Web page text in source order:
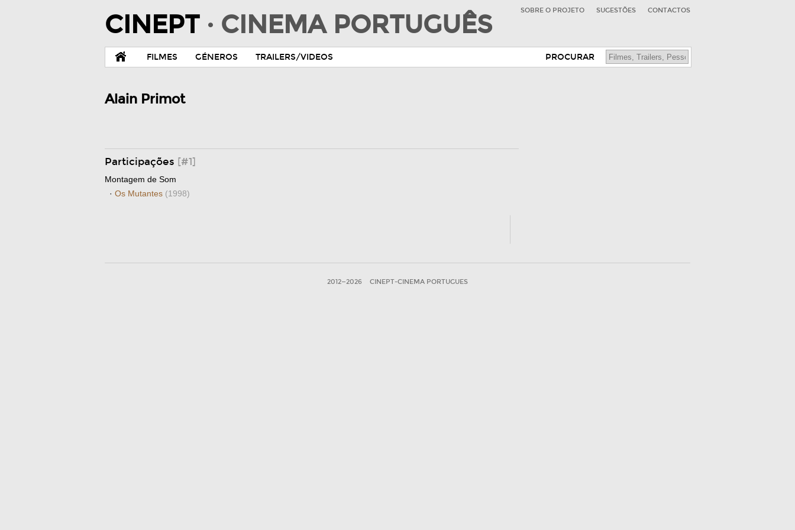
CINEPT · CINEMA PORTUGUÊS SOBRE O PROJETO SUGESTÕES CONTACTOS
FILMES GÉNEROS TRAILERS/VIDEOS PROCURAR
Alain Primot
Participações [#1]
Montagem de Som
· Os Mutantes (1998)
2012—2026 CINEPT-CINEMA PORTUGUES